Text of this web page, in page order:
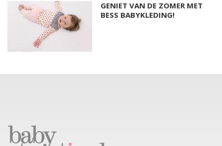
GENIET VAN DE ZOMER MET
BESS BABYKLEDING!